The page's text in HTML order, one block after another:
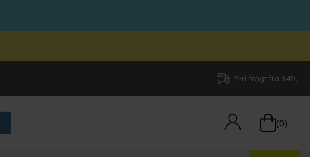
*Fri fragt fra 349,-
(0)